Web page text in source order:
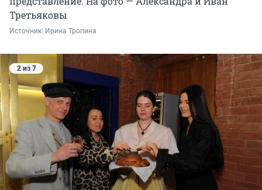
Третьяковы
Источник: Ирина Тропина
2 из 7